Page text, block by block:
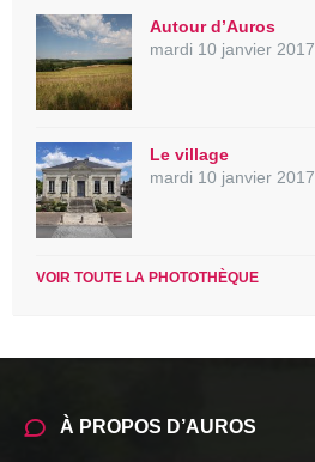
Autour d’Auros
mardi 10 janvier 2017
Le village
mardi 10 janvier 2017
VOIR TOUTE LA PHOTOTHÈQUE
À PROPOS D’AUROS